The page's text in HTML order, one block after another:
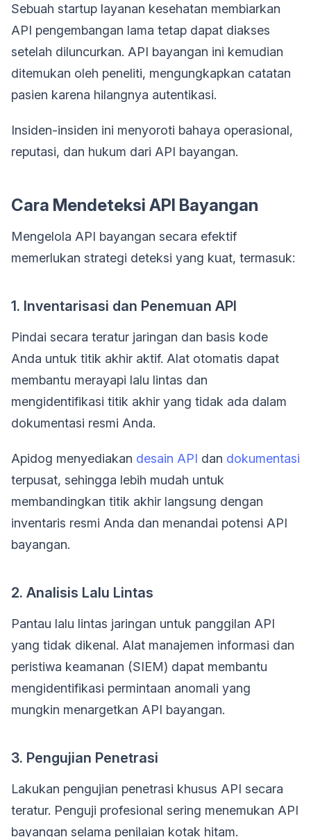
Sebuah startup layanan kesehatan membiarkan
API pengembangan lama tetap dapat diakses
setelah diluncurkan. API bayangan ini kemudian
ditemukan oleh peneliti, mengungkapkan catatan
pasien karena hilangnya autentikasi.
Insiden-insiden ini menyoroti bahaya operasional,
reputasi, dan hukum dari API bayangan.
Cara Mendeteksi API Bayangan
Mengelola API bayangan secara efektif
memerlukan strategi deteksi yang kuat, termasuk:
1. Inventarisasi dan Penemuan API
Pindai secara teratur jaringan dan basis kode
Anda untuk titik akhir aktif. Alat otomatis dapat
membantu merayapi lalu lintas dan
mengidentifikasi titik akhir yang tidak ada dalam
dokumentasi resmi Anda.
Apidog menyediakan desain API dan dokumentasi
terpusat, sehingga lebih mudah untuk
membandingkan titik akhir langsung dengan
inventaris resmi Anda dan menandai potensi API
bayangan.
2. Analisis Lalu Lintas
Pantau lalu lintas jaringan untuk panggilan API
yang tidak dikenal. Alat manajemen informasi dan
peristiwa keamanan (SIEM) dapat membantu
mengidentifikasi permintaan anomali yang
mungkin menargetkan API bayangan.
3. Pengujian Penetrasi
Lakukan pengujian penetrasi khusus API secara
teratur. Penguji profesional sering menemukan API
bayangan selama penilaian kotak hitam.